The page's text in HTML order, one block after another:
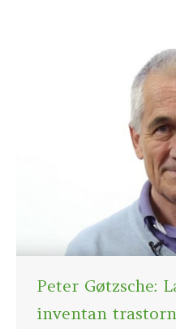
Peter Gøtzsche:
inventan